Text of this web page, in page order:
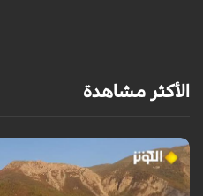
الأكثر مشاهدة